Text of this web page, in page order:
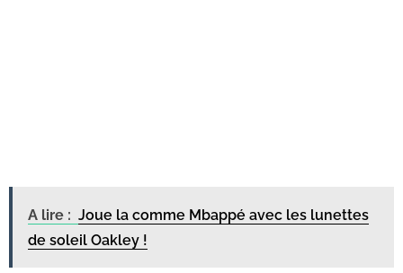
A lire : Joue la comme Mbappé avec les lunettes
de soleil Oakley !